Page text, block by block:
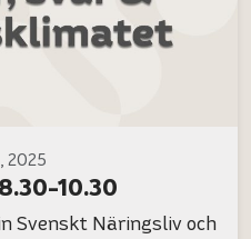
2025
10.30
Svenskt Näringsliv och